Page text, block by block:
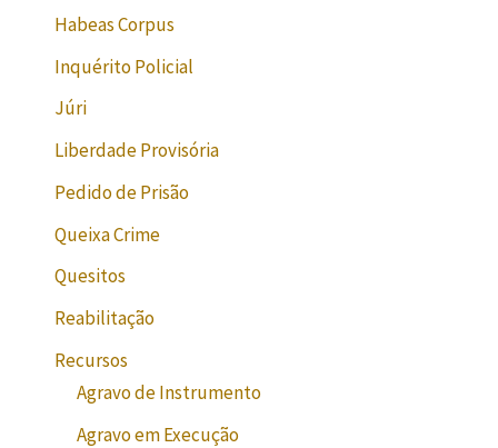
Habeas Corpus
Inquérito Policial
Júri
Liberdade Provisória
Pedido de Prisão
Queixa Crime
Quesitos
Reabilitação
Recursos
Agravo de Instrumento
Agravo em Execução